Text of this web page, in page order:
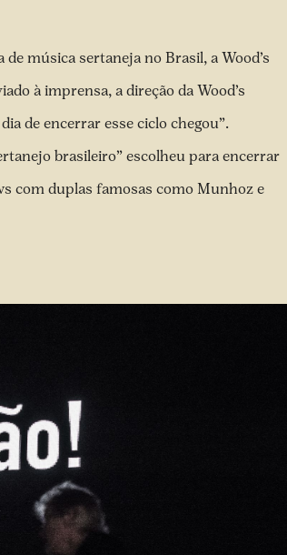
música sertaneja no Brasil, a Wood’s
à imprensa, a direção da Wood’s
de encerrar esse ciclo chegou”.
brasileiro” escolheu para encerrar
com duplas famosas como Munhoz e